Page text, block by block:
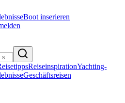
Boot inserieren
ReiseinspirationYachting-
Geschäftsreisen